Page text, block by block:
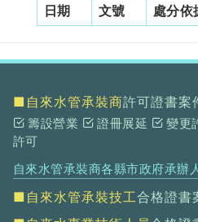
日期 文號 處分依
■自來水管承裝商許可證書案
籌設營業 證冊展延 變更
許可
自來水管承裝商各縣市政府承辦
■自來水管承裝技工合格證書